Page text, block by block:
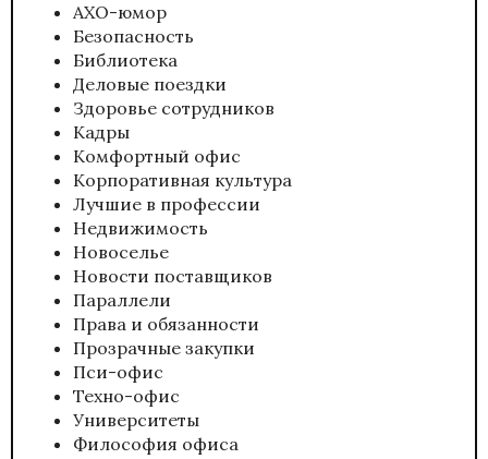
АХО-юмор
Безопасность
Библиотека
Деловые поездки
Здоровье сотрудников
Кадры
Комфортный офис
Корпоративная культура
Лучшие в профессии
Недвижимость
Новоселье
Новости поставщиков
Параллели
Права и обязанности
Прозрачные закупки
Пси-офис
Техно-офис
Университеты
Философия офиса